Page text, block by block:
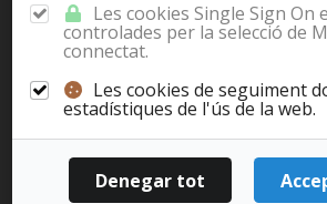
Casos d'ús
Per veure el software en
alguns casos d'ús:
Financials
Projectes
Publicacions
Les cookies Single Sign On
controlades per la selecció de
connectat.
Les cookies de seguiment
estadístiques de l'ús de la web.